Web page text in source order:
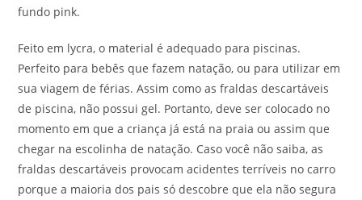
fundo pink.
Feito em lycra, o material é adequado para piscinas.
Perfeito para bebês que fazem natação, ou para utilizar em
sua viagem de férias. Assim como as fraldas descartáveis
de piscina, não possui gel. Portanto, deve ser colocado no
momento em que a criança já está na praia ou assim que
chegar na escolinha de natação. Caso você não saiba, as
fraldas descartáveis provocam acidentes terríveis no carro
porque a maioria dos pais só descobre que ela não segura